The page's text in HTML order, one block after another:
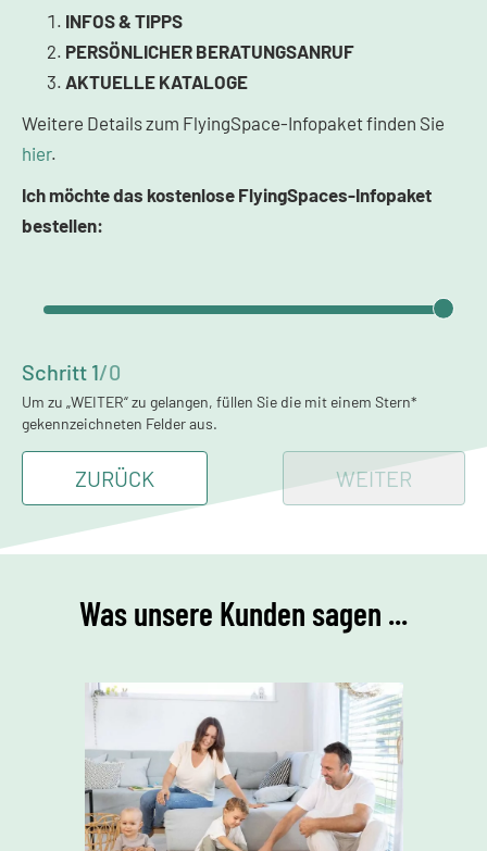
INFOS & TIPPS
PERSÖNLICHER BERATUNGSANRUF
AKTUELLE KATALOGE
Weitere Details zum FlyingSpace-Infopaket finden Sie
hier.
Ich möchte das kostenlose FlyingSpaces-Infopaket
bestellen:
Schritt 1/0
Um zu „WEITER“ zu gelangen, füllen Sie die mit einem Stern*
gekennzeichneten Felder aus.
ZURÜCK WEITER
Was unsere Kunden sagen ...